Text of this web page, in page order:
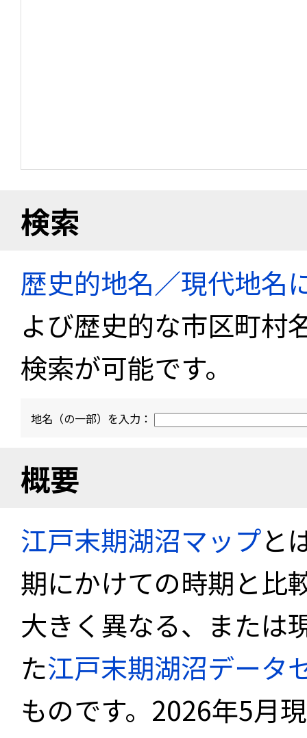
検索
歴史的地名／現代地名
よび歴史的な市区町村
検索が可能です。
地名（の一部）を入力：
概要
江戸末期湖沼マップと
期にかけての時期と比
大きく異なる、または
た江戸末期湖沼データ
ものです。2026年5月